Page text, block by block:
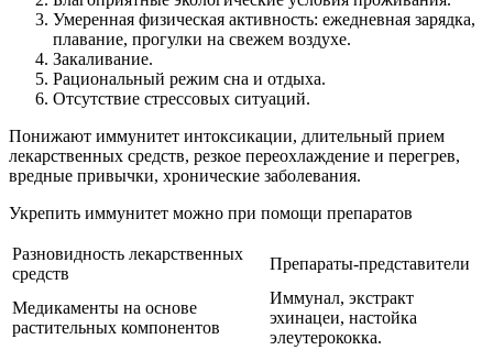
Умеренная физическая активность: ежедневная зарядка,
плавание, прогулки на свежем воздухе.
Закаливание.
Рациональный режим сна и отдыха.
Отсутствие стрессовых ситуаций.
Понижают иммунитет интоксикации, длительный прием
лекарственных средств, резкое переохлаждение и перегрев,
вредные привычки, хронические заболевания.
Укрепить иммунитет можно при помощи препаратов
Разновидность лекарственных
средств
Препараты-представители
Медикаменты на основе
растительных компонентов
Иммунал, экстракт
эхинацеи, настойка
элеутерококка.